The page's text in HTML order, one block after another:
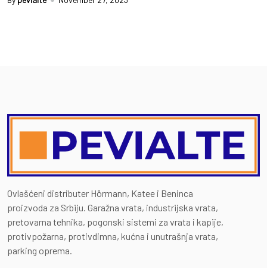
Ovlašćeni distributer Hörmann, Katee i Beninca
proizvoda za Srbiju. Garažna vrata, industrijska vrata,
pretovarna tehnika, pogonski sistemi za vrata i kapije,
protivpožarna, protivdimna, kućna i unutrašnja vrata,
parking oprema.